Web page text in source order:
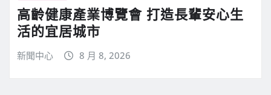
高齡健康產業博覽會 打造長輩安心生
活的宜居城市
新聞中心 8 月 8, 2026